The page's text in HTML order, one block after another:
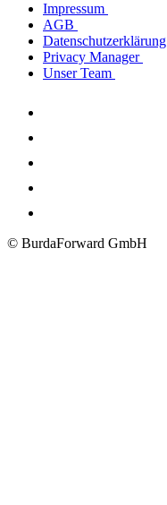
Impressum
AGB
Datenschutzerklärung
Privacy Manager
Unser Team
© BurdaForward GmbH